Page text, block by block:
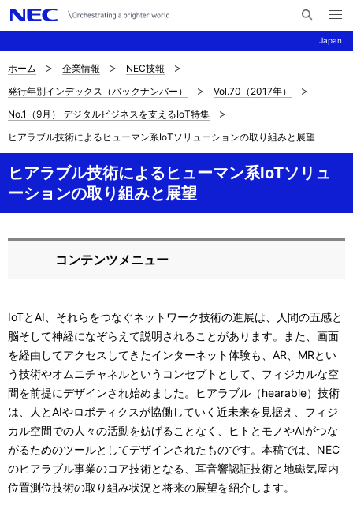
Japan
イ
メ
ニ
ュ
ナ
ビ
ゲ
ー
シ
ョ
サ
イ
ト
の
現
を
表
示
し
て
い
ホーム 企業情報
NEC技報
発行年別インデックス（バックナンバー）
Vol.70（2017年）
No.1（9月） デジタルビジネスを支えるIoT特集
ヒアラブル技術によるヒューマン系IoTソリューションの取り組みと展望
ヒアラブル技術によるヒューマン系IoTソリュ
ーションの取り組みと展望
ロ
カ
ル
ナ
ビ
ゲ
ー
る
コンテンツメニュー
IoTとAI、それらをつなぐネットワーク技術の進展は、人間の五感と
脳そして神経になぞらえて説明されることがあります。また、画面
を経由してアクセスしてきたインターネット体験も、AR、MRとい
う技術やオムニチャネルというコンセプトとして、フィジカルな空
間を前提にデザインされ始めました。ヒアラブル（hearable）技術
は、人とAIやロボティクスが協働していく近未来を見据え、フィジ
カル空間での人々の活動を妨げることなく、ヒトとモノやAIがつな
がるためのツールとしてデザインされたものです。本稿では、NEC
のヒアラブル事業のコア技術となる、耳音響認証技術と地磁気屋内
位置測位技術の取り組み状況と将来の展望を紹介します。